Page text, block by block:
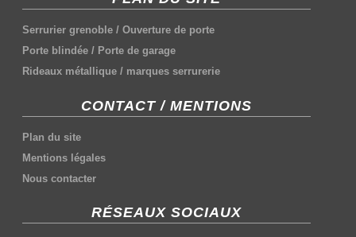
Serrurier grenoble /Ouverture de porte
Porte blindée / Porte de garage
Rideaux métallique / marques serrurerie
CONTACT / MENTIONS
Plan du site
Mentions légales
Nous contacter
RÉSEAUX SOCIAUX